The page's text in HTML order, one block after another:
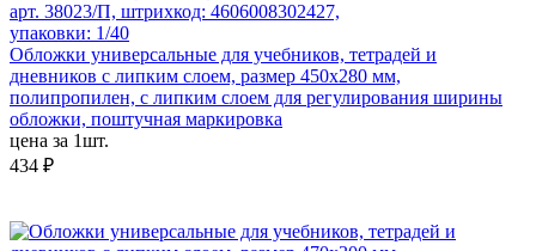
арт. 38023/П, штрихкод: 4606008302427,
упаковки: 1/40
Обложки универсальные для учебников, тетрадей и
дневников с липким слоем, размер 450х280 мм,
полипропилен, с липким слоем для регулирования ширины
обложки, поштучная маркировка
цена за 1шт.
434 ₽